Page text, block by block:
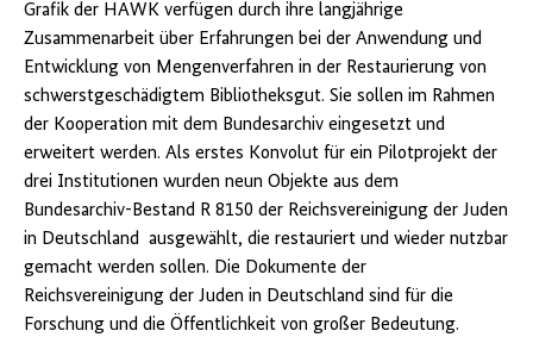
Grafik der HAWK verfügen durch ihre langjährige
Zusammenarbeit über Erfahrungen bei der Anwendung und
Entwicklung von Mengenverfahren in der Restaurierung von
schwerstgeschädigtem Bibliotheksgut. Sie sollen im Rahmen
der Kooperation mit dem Bundesarchiv eingesetzt und
erweitert werden. Als erstes Konvolut für ein Pilotprojekt der
drei Institutionen wurden neun Objekte aus dem
Bundesarchiv-Bestand R 8150 der Reichsvereinigung der Juden
in Deutschland ausgewählt, die restauriert und wieder nutzbar
gemacht werden sollen. Die Dokumente der
Reichsvereinigung der Juden in Deutschland sind für die
Forschung und die Öffentlichkeit von großer Bedeutung.